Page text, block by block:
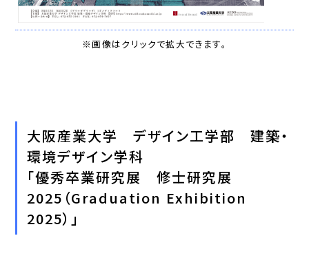
※画像はクリックで拡大できます。
大阪産業大学 デザイン工学部 建築・
環境デザイン学科
「優秀卒業研究展 修士研究展
2025（Graduation Exhibition
2025）」